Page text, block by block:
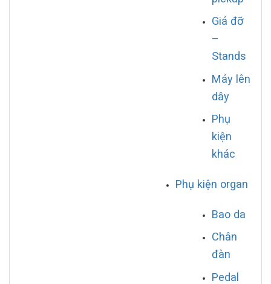
Giá đỡ
–
Stands
Máy lên
dây
Phụ
kiện
khác
Phụ kiện organ
Bao da
Chân
đàn
Pedal